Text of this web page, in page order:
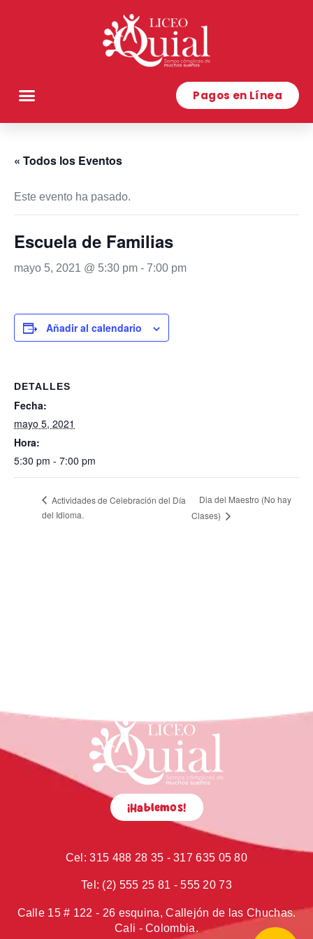
Pagos en Línea
« Todos los Eventos
Este evento ha pasado.
Escuela de Familias
mayo 5, 2021 @ 5:30 pm - 7:00 pm
Añadir al calendario
DETALLES
Fecha:
mayo 5, 2021
Hora:
5:30 pm - 7:00 pm
Actividades de Celebración del Día
del Idioma.
Dia del Maestro (No hay
Clases)
¡Hablemos!
Cel: 315 488 28 35 - 317 635 05 80
Tel: (2) 555 25 81 - 555 20 73
Calle 15 # 122 - 26 esquina, Callejón de las Chuchas.
Cali - Colombia.